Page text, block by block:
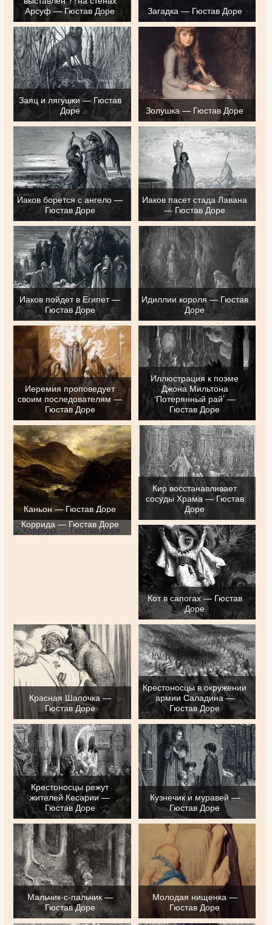
Арсуф — Гюстав Доре
Загадка — Гюстав Доре
Заяц и лягушки — Гюстав
Доре
Золушка — Гюстав Доре
Иаков борется с ангело —
Гюстав Доре
Иаков пасет стада Лавана
— Гюстав Доре
Иаков пойдет в Египет —
Гюстав Доре
Идиллии короля — Гюстав
Доре
Иеремия проповедует
своим последователям —
Гюстав Доре
Иллюстрация к поэме
Джона Мильтона
‘Потерянный рай’ —
Гюстав Доре
Каньон — Гюстав Доре
Кир восстанавливает
сосуды Храма — Гюстав
Доре
Коррида — Гюстав Доре
Кот в сапогах — Гюстав
Доре
Красная Шапочка —
Гюстав Доре
Крестоносцы в окружении
армии Саладина —
Гюстав Доре
Крестоносцы режут
жителей Кесарии —
Гюстав Доре
Кузнечик и муравей —
Гюстав Доре
Мальчик-с-пальчик —
Гюстав Доре
Молодая нищенка —
Гюстав Доре